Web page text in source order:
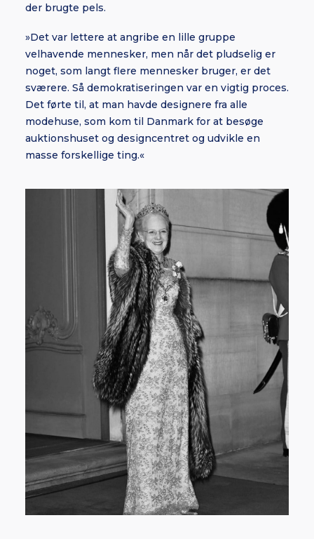
der brugte pels.
»Det var lettere at angribe en lille gruppe
velhavende mennesker, men når det pludselig er
noget, som langt flere mennesker bruger, er det
sværere. Så demokratiseringen var en vigtig proces.
Det førte til, at man havde designere fra alle
modehuse, som kom til Danmark for at besøge
auktionshuset og designcentret og udvikle en
masse forskellige ting.«